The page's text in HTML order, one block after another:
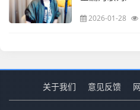
2026-01-28
关于我们 意见反馈